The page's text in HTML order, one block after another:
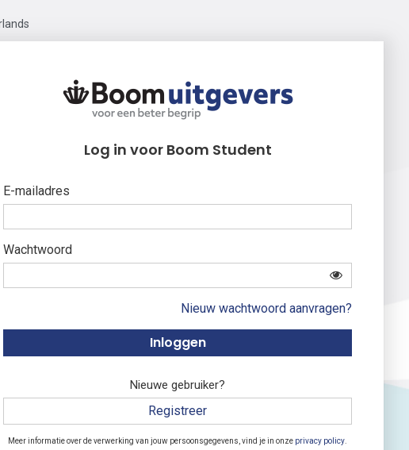
Log in voor Boom Student
E-mailadres
Wachtwoord
Nieuw wachtwoord aanvragen?
Nieuwe gebruiker?
Registreer
Meer informatie over de verwerking van jouw persoonsgegevens, vind je in onze privacy policy